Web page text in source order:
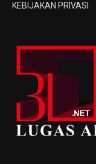
KEBIJAKAN PRIVASI